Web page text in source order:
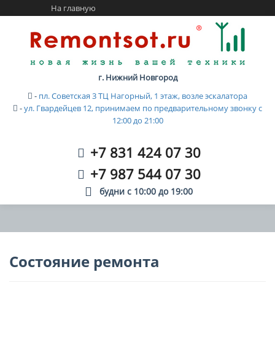
На главную
г. Нижний Новгород
- пл. Советская 3 ТЦ Нагорный, 1 этаж, возле эскалатора
-ул. Гвардейцев 12, принимаем по предварительному звонку с
12:00 до 21:00
+7 831 424 07 30
+7 987 544 07 30
будни с 10:00 до 19:00
Состояние ремонта